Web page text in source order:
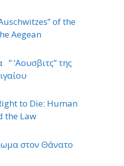
of the
Aegean
‘Αουσβιτς” της
to Die: Human
the Law
στον Θάνατο